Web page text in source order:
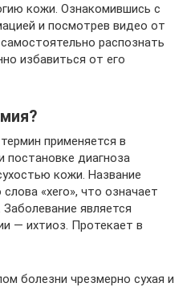
кожи. Ознакомившись с
и посмотрев видео от
распознать
избавиться от его
применяется в
постановке диагноза
кожи. Название
«xero», что означает
является
— ихтиоз. Протекает в
болезни чрезмерно сухая и